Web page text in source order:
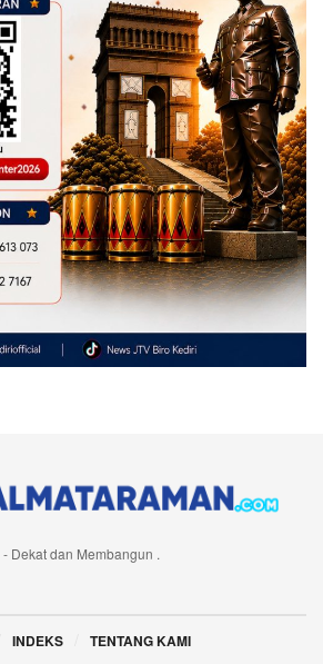
- Dekat dan Membangun .
INDEKS TENTANG KAMI